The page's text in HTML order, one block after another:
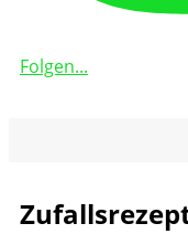
Folgen...